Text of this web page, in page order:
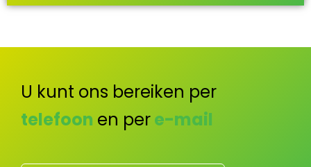
U kunt ons bereiken per
telefoon en pere-mail